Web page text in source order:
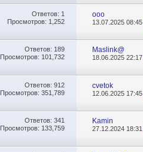
Ответов: 1
Просмотров: 1,252
ooo
13.07.202508:45
Ответов: 189
Просмотров: 101,732
Maslink@
18.06.202522:17
Ответов: 912
Просмотров: 351,789
cvetok
12.06.2025 17:45
Ответов: 341
Просмотров: 133,759
Kamin
27.12.2024 18:31